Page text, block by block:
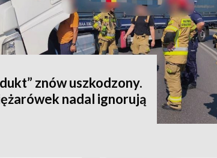
znów uszkodzony.
nadal ignorują